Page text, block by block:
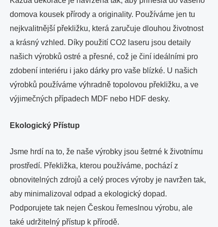
domova kousek přírody a originality. Používáme jen tu
nejkvalitnější překližku, která zaručuje dlouhou životnost
a krásný vzhled. Díky použití CO2 laseru jsou detaily
našich výrobků ostré a přesné, což je činí ideálními pro
zdobení interiéru i jako dárky pro vaše blízké. U našich
výrobků používáme výhradně topolovou překližku, a ve
výjimečných případech MDF nebo HDF desky.
Ekologický Přístup
Jsme hrdí na to, že naše výrobky jsou šetrné k životnímu
prostředí. Překližka, kterou používáme, pochází z
obnovitelných zdrojů a celý proces výroby je navržen tak,
aby minimalizoval odpad a ekologický dopad.
Podporujete tak nejen Českou řemeslnou výrobu, ale
také udržitelný přístup k přírodě.